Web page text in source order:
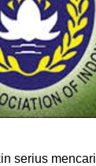
serius mencari